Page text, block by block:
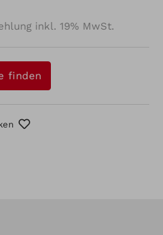
inkl. 19% MwSt.
finden
46cm (Steel)